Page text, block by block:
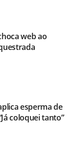
web ao
esperma de
coloquei tanto”